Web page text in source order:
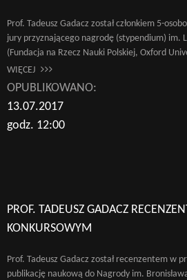
Prof. Tadeusz Gadacz został członkiem 5-
jury przyznającego nagrodę (stypendium) im.
(Fundacja na Rzecz Nauki Polskiej, Oxford
WIĘCEJ
OPUBLIKOWANO:
13.07.2017
godz. 12:00
PROF. TADEUSZ GADACZ
KONKURSOWYM
Prof. Tadeusz Gadacz został recenzentem w
publikację naukową do Nagrody im.